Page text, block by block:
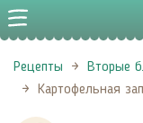
Рецепты Вторые
Картофельная